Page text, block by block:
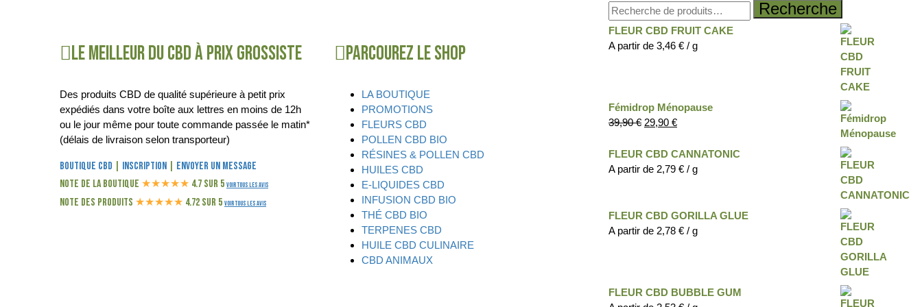
Recherche
Le meilleur du CBD à prix grossiste
Des produits CBD de qualité supérieure à petit prix
expédiés dans votre boîte aux lettres en moins de 12h
ou le jour même pour toute commande passée le matin*
(délais de livraison selon transporteur)
Boutique CBD Inscription
Envoyer un message
Note de la boutique ★★★★★ 4.7 sur 5 Voir tous les avis
Note des produits ★★★★★ 4.72 sur 5 Voir tous les avis
Parcourez le shop
LA BOUTIQUE
PROMOTIONS
FLEURS CBD
POLLEN CBD BIO
RÉSINES & POLLEN CBD
HUILES CBD
E-LIQUIDES CBD
INFUSION CBD BIO
THÉ CBD BIO
TERPENES CBD
HUILE CBD CULINAIRE
CBD ANIMAUX
FLEUR CBD FRUIT CAKE
A partir de 3,46 € / g
Fémidrop Ménopause
39,90€ 29,90 €
FLEUR CBD CANNATONIC
A partir de 2,79 € / g
FLEUR CBD GORILLA GLUE
A partir de 2,78 € / g
FLEUR CBD BUBBLE GUM